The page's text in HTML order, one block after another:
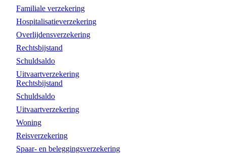
Familiale verzekering
Hospitalisatieverzekering
Overlijdensverzekering
Rechtsbijstand
Schuldsaldo
Uitvaartverzekering
Rechtsbijstand
Schuldsaldo
Uitvaartverzekering
Woning
Reisverzekering
Spaar- en beleggingsverzekering